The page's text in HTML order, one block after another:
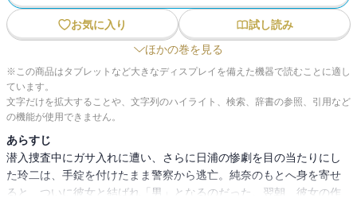
お気に入り
試し読み
ほかの巻を見る
※この商品はタブレットなど大きなディスプレイを備えた機器で読むことに適し
ています。
文字だけを拡大することや、文字列のハイライト、検索、辞書の参照、引用など
の機能が使用できません。
あらすじ
潜入捜査中にガサ入れに遭い、さらに日浦の惨劇を目の当たりにし
た玲二は、手錠を付けたまま警察から逃亡。純奈のもとへ身を寄せ
ると、ついに彼女と結ばれ「男」となるのだった。翌朝、彼女の作